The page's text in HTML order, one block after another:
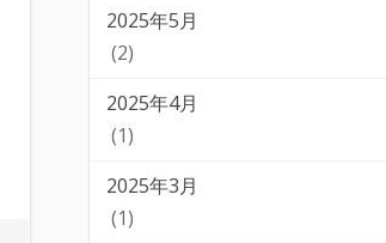
2025年5月
(2)
2025年4月
(1)
2025年3月
(1)